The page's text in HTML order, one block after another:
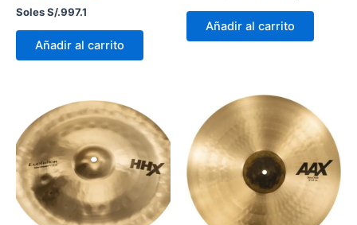
Soles S/.997.1
Añadir al carrito
Añadir al carrito